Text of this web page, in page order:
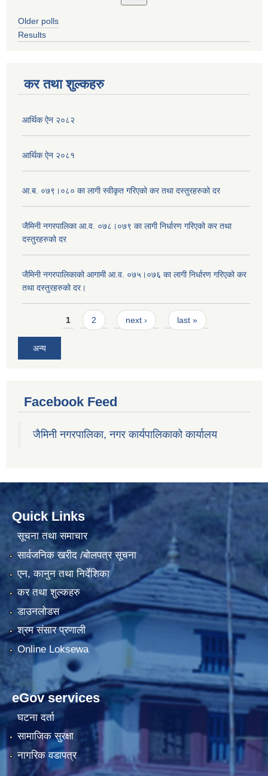
Older polls
Results
कर तथा शुल्कहरु
आर्थिक ऐन २०८२
आर्थिक ऐन २०८१
आ.ब. ०७९।०८० का लागी स्वीकृत गरिएको कर तथा दस्तुरहरुको दर
जैमिनी नगरपालिका आ.व. ०७८।०७९ का लागी निर्धारण गरिएको कर तथा
दस्तुरहरुको दर
जैमिनी नगरपालिकाको आगामी आ.व. ०७५।०७६ का लागी निर्धारण गरिएको कर
तथा दस्तुरहरुको दर।
Pages1 2 next › last »
अन्य
Facebook Feed
जैमिनी नगरपालिका, नगर कार्यपालिकाको कार्यालय
Quick Links
सूचना तथा समाचार
सार्वजनिक खरीद /बोलपत्र सूचना
एन, कानुन तथा निर्देशिका
कर तथा शुल्कहरु
डाउनलोडस
श्रम संसार प्रणाली
Online Loksewa
eGov services
घटना दर्ता
सामाजिक सुरक्षा
नागरिक वडापत्र